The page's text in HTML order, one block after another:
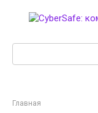
Главная